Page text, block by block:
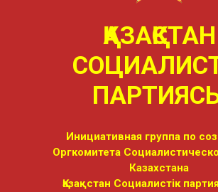
ҚАЗАҚСТАН
Инициативная группа по
Оргкомитета
Казахстана
Қазақстан Социалистік